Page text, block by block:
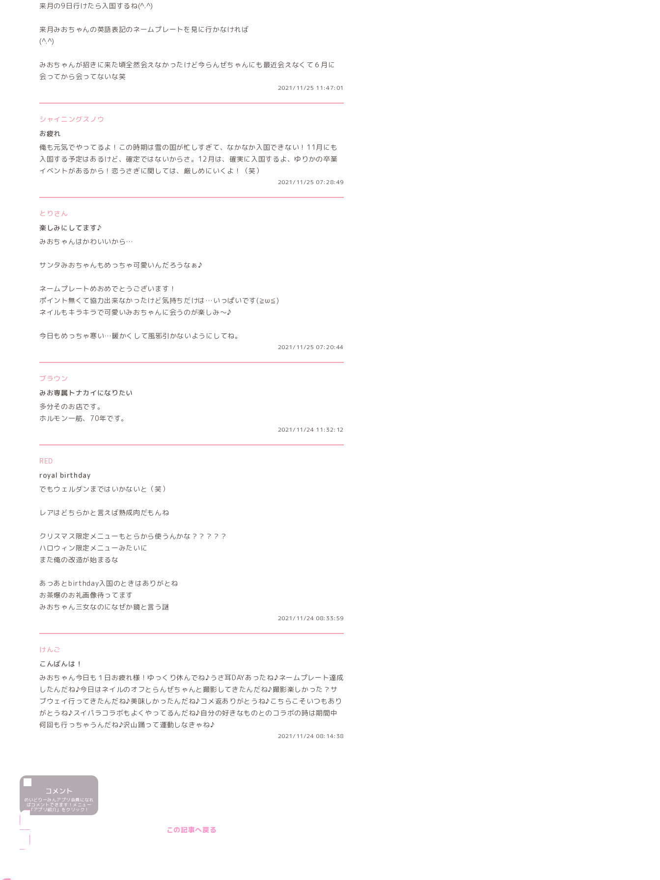
来月の9日行けたら入国するね(^.^)
来月みおちゃんの英語表記のネームプレートを見に行かなければ
(^.^)
みおちゃんが招きに来た頃全然会えなかったけど今らんぜちゃんにも最近会えなくて６月に
会ってから会ってないな笑
2021/11/25 11:47:01
シャイニングスノウ
お疲れ
俺も元気でやってるよ！この時期は雪の国が忙しすぎて、なかなか入国できない！11月にも
入国する予定はあるけど、確定ではないからさ。12月は、確実に入国するよ、ゆりかの卒業
イベントがあるから！恋うさぎに関しては、厳しめにいくよ！（笑）
2021/11/25 07:28:49
とりさん
楽しみにしてます♪
みおちゃんはかわいいから…
サンタみおちゃんもめっちゃ可愛いんだろうなぁ♪
ネームプレートめおめでとうございます！
ポイント無くて協力出来なかったけど気持ちだけは…いっぱいです(≧ω≦)
ネイルもキラキラで可愛いみおちゃんに会うのが楽しみ～♪
今日もめっちゃ寒い…暖かくして風邪引かないようにしてね。
2021/11/25 07:20:44
ブラウン
みお専属トナカイになりたい
多分そのお店です。
ホルモン一筋、70年です。
2021/11/24 11:32:12
RED
royal birthday
でもウェルダンまではいかないと（笑）
レアはどちらかと言えば熟成肉だもんね
クリスマス限定メニューもとらから使うんかな？？？？？
ハロウィン限定メニューみたいに
また俺の改造が始まるな
あっあとbirthday入国のときはありがとね
お茶爆のお礼画像待ってます
みおちゃん三女なのになぜか鏡と言う謎
2021/11/24 08:33:59
けんご
こんばんは！
みおちゃん今日も１日お疲れ様！ゆっくり休んでね♪うさ耳DAYあったね♪ネームプレート達成
したんだね♪今日はネイルのオフとらんぜちゃんと撮影してきたんだね♪撮影楽しかった？サ
ブウェイ行ってきたんだね♪美味しかったんだね♪コメ返ありがとうね♪こちらこそいつもあり
がとうね♪スイパラコラボもよくやってるんだね♪自分の好きなものとのコラボの時は期間中
何回も行っちゃうんだね♪沢山踊って運動しなきゃね♪
2021/11/24 08:14:38
コメント
めいどりーみんアプリ会員になれ
ばコメントできます！メニュー
「アプリ紹介」をクリック！
この記事へ戻る